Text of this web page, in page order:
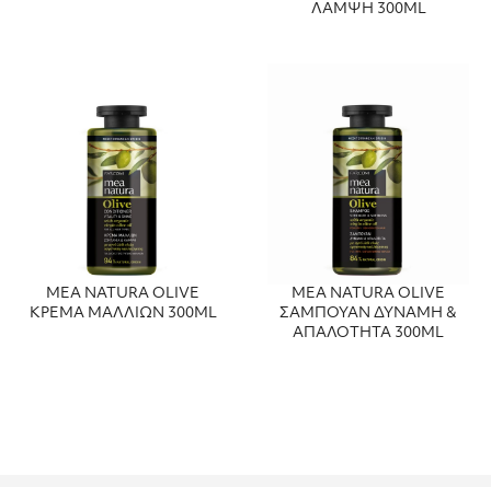
ΛΑΜΨΗ 300ML
MEA NATURA OLIVE
ΚΡΕΜΑ ΜΑΛΛΙΩΝ 300ML
MEA NATURA OLIVE
ΣΑΜΠΟΥΑΝ ΔΥΝΑΜΗ &
ΑΠΑΛΟΤΗΤΑ 300ML